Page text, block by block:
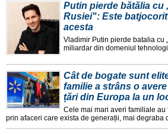
Putin pierde bătălia cu
Rusiei": Este
acesta
Vladimir Putin pierde batalia cu
miliardar din domeniul
Cât de bogate sunt
familie a strâns o
țări din Europa la un
Cele mai mari averi familiale au
prin afaceri care exista de generații, mai degraba